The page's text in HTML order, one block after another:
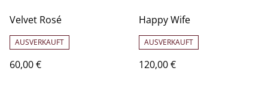
Velvet Rosé
AUSVERKAUFT
60,00 €
Happy Wife
AUSVERKAUFT
120,00 €